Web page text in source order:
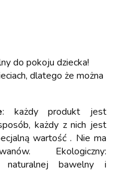
do pokoju dziecka!
dlatego że można
: każdy produkt jest
każdy z nich jest
wartość . Nie ma
Ekologiczny:
bawelny i